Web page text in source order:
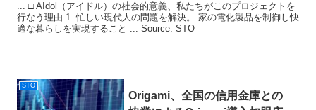
... □ AIdol（アイドル）の社会的意義、私たちがこのプロジェクトを
行なう理由 1. 忙しい現代人の問題を解決。 家の電化製品を制御し快
適な暮らしを実現すること ... Source: STO
STO
Origami、全国の信用金庫との